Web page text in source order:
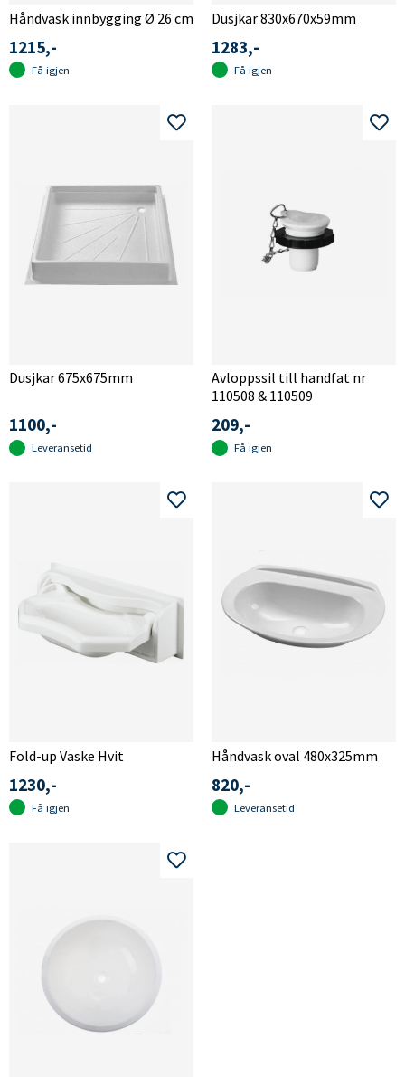
Håndvask innbygging Ø 26 cm
1215,-
Få igjen
Dusjkar 830x670x59mm
1283,-
Få igjen
Dusjkar 675x675mm
1100,-
Leveransetid
Avloppssil till handfat nr
110508 & 110509
209,-
Få igjen
Fold-up Vaske Hvit
1230,-
Få igjen
Håndvask oval 480x325mm
820,-
Leveransetid